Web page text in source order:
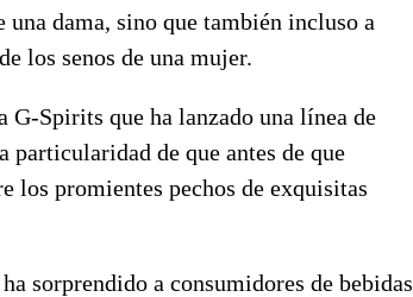
una dama, sino que también incluso a
los senos de una mujer.
Spirits que ha lanzado una línea de
de que antes de que
los promientes pechos de exquisitas
sorprendido a consumidores de bebidas